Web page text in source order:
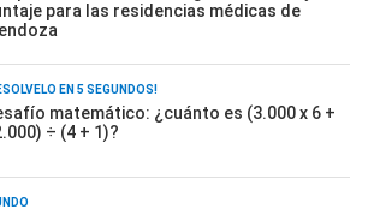
para las residencias médicas de
EN 5 SEGUNDOS!
matemático: ¿cuánto es (3.000 x 6 +
÷ (4 + 1)?